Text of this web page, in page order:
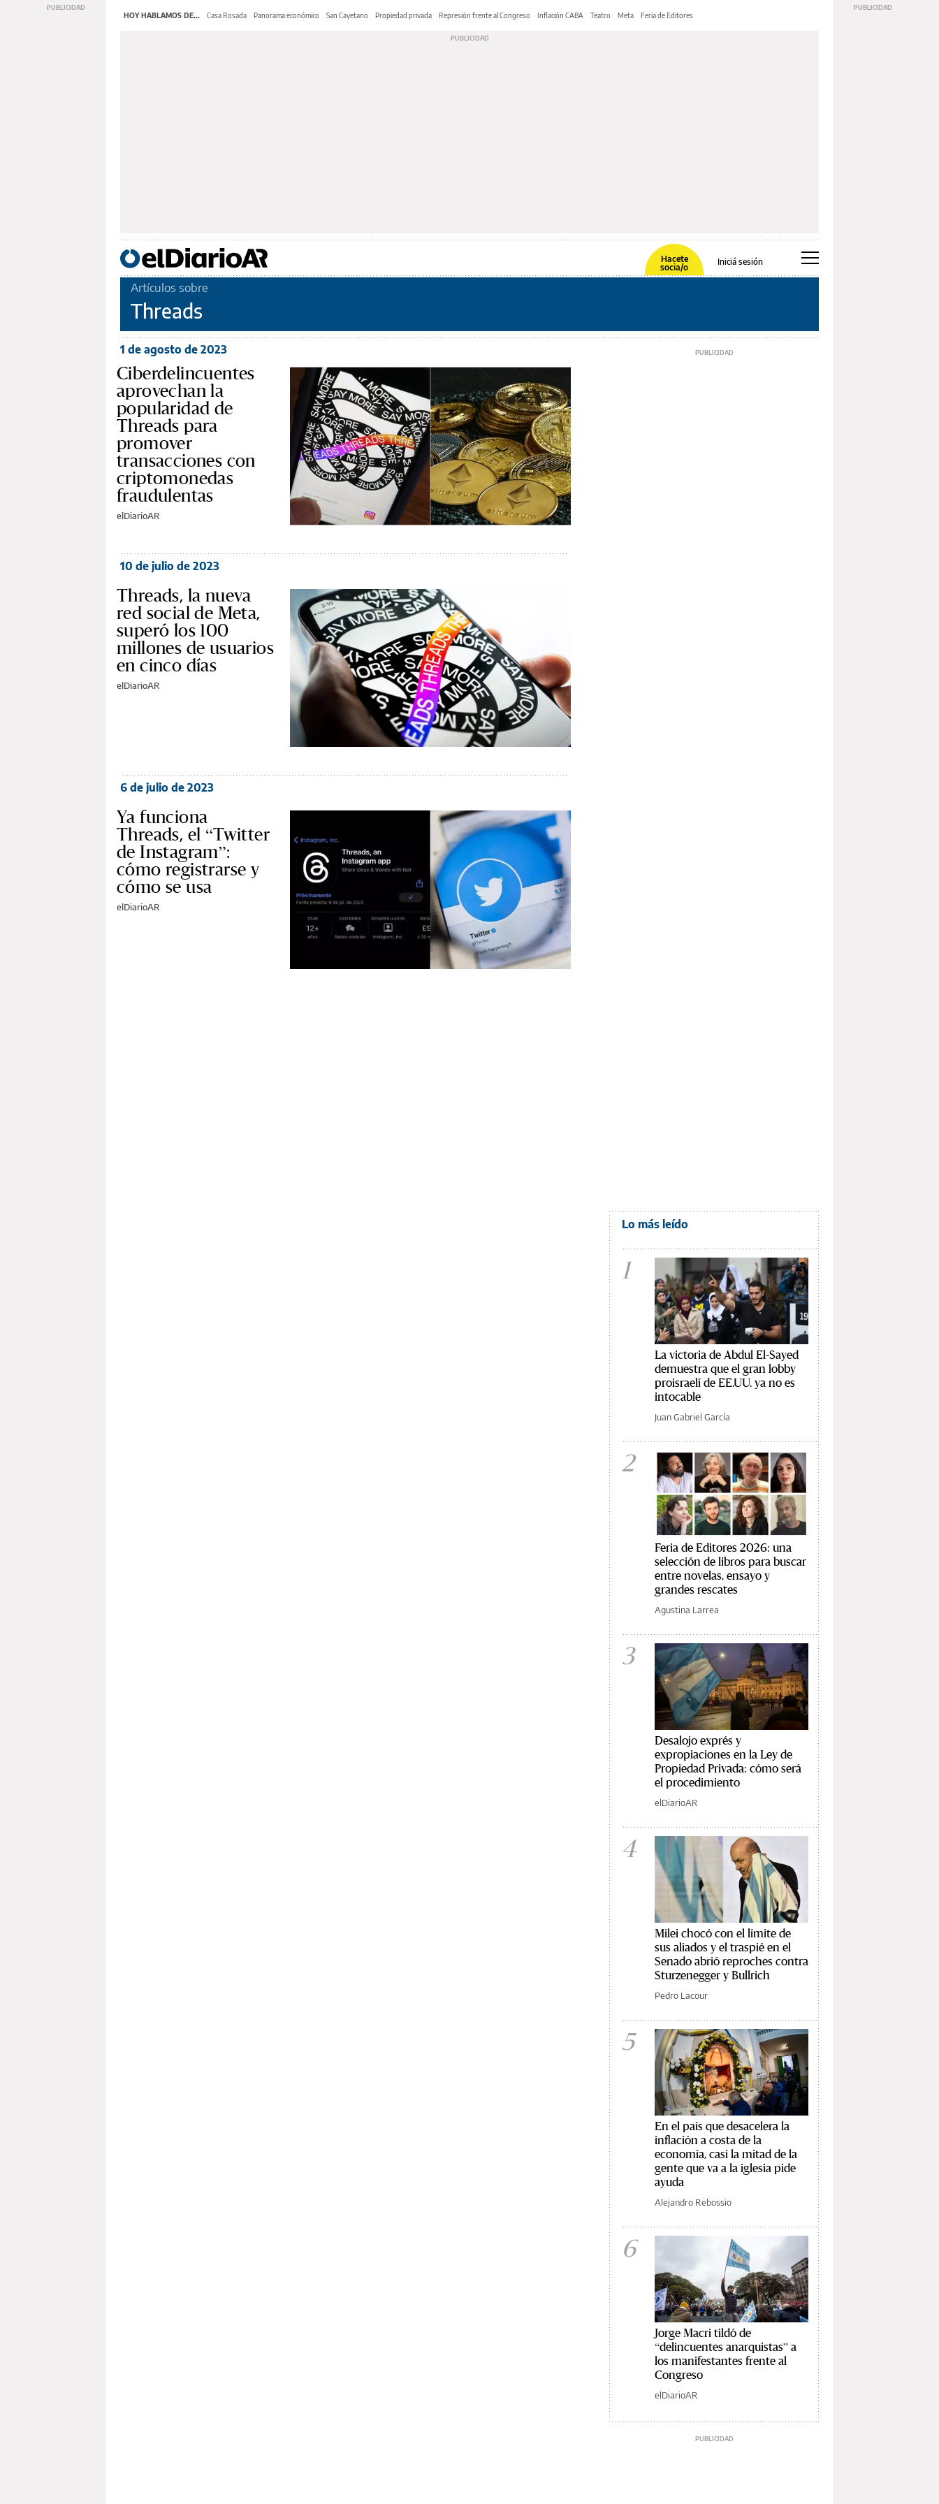
HOY HABLAMOS DE... Casa Rosada Panorama económico San Cayetano Propiedad privada Represión frente al Congreso Inflación CABA Teatro Meta Feria de Editores
Hacete
socia/o
Iniciá sesión
Artículos sobre
Threads
1 de agosto de 2023
Ciberdelincuentes
aprovechan la
popularidad de
Threads para
promover
transacciones con
criptomonedas
fraudulentas
elDiarioAR
10 de julio de 2023
Threads, la nueva
red social de Meta,
superó los 100
millones de usuarios
en cinco días
elDiarioAR
6 de julio de 2023
Ya funciona
Threads, el “Twitter
de Instagram”:
cómo registrarse y
cómo se usa
elDiarioAR
Lo más leído
1
La victoria de Abdul El-Sayed
demuestra que el gran lobby
proisraelí de EE.UU. ya no es
intocable
Juan Gabriel García
2
Feria de Editores 2026: una
selección de libros para buscar
entre novelas, ensayo y
grandes rescates
Agustina Larrea
3
Desalojo exprés y
expropiaciones en la Ley de
Propiedad Privada: cómo será
el procedimiento
elDiarioAR
4
Milei chocó con el límite de
sus aliados y el traspié en el
Senado abrió reproches contra
Sturzenegger y Bullrich
Pedro Lacour
5
En el país que desacelera la
inflación a costa de la
economía, casi la mitad de la
gente que va a la iglesia pide
ayuda
Alejandro Rebossio
6
Jorge Macri tildó de
“delincuentes anarquistas” a
los manifestantes frente al
Congreso
elDiarioAR